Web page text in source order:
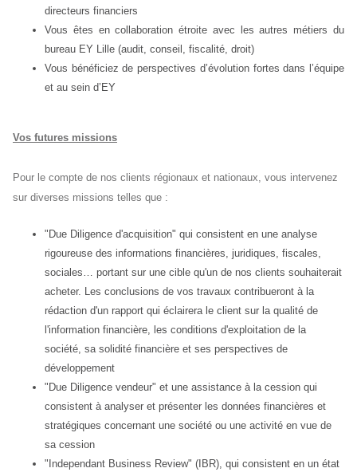
directeurs financiers
Vous êtes en collaboration étroite avec les autres métiers du
bureau EY Lille (audit, conseil, fiscalité, droit)
Vous bénéficiez de perspectives d’évolution fortes dans l’équipe
et au sein d’EY
Vos futures missions
Pour le compte de nos clients régionaux et nationaux, vous intervenez
sur diverses missions telles que :
"Due Diligence d'acquisition" qui consistent en une analyse
rigoureuse des informations financières, juridiques, fiscales,
sociales… portant sur une cible qu'un de nos clients souhaiterait
acheter. Les conclusions de vos travaux contribueront à la
rédaction d'un rapport qui éclairera le client sur la qualité de
l'information financière, les conditions d'exploitation de la
société, sa solidité financière et ses perspectives de
développement
"Due Diligence vendeur" et une assistance à la cession qui
consistent à analyser et présenter les données financières et
stratégiques concernant une société ou une activité en vue de
sa cession
"Independant Business Review" (IBR), qui consistent en un état